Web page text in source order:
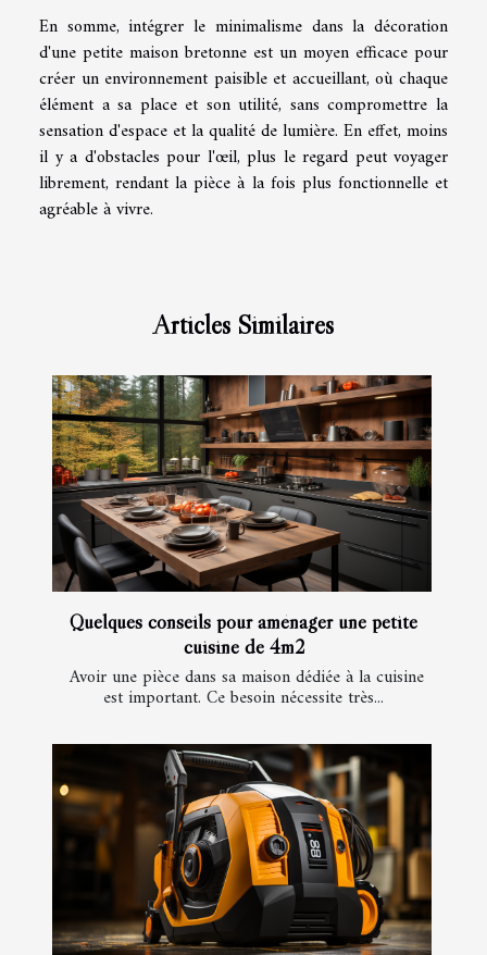
En somme, intégrer le minimalisme dans la décoration
d'une petite maison bretonne est un moyen efficace pour
créer un environnement paisible et accueillant, où chaque
élément a sa place et son utilité, sans compromettre la
sensation d'espace et la qualité de lumière. En effet, moins
il y a d'obstacles pour l'œil, plus le regard peut voyager
librement, rendant la pièce à la fois plus fonctionnelle et
agréable à vivre.
Articles Similaires
Quelques conseils pour aménager une petite
cuisine de 4m2
Avoir une pièce dans sa maison dédiée à la cuisine
est important. Ce besoin nécessite très...